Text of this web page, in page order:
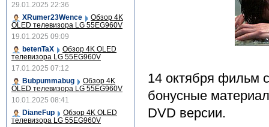
14 октября фильм
бонусные
DVD версии.
29.01.2025 22:36
XRumer23Wence
Обзор 4K
OLED телевизора LG 55EG960V
19.01.2025 09:09
betenTaX
Обзор 4K OLED
телевизора LG 55EG960V
17.01.2025 07:12
Bubpummabug
Обзор 4K
OLED телевизора LG 55EG960V
10.01.2025 08:41
DianeFup
Обзор 4K OLED
телевизора LG 55EG960V